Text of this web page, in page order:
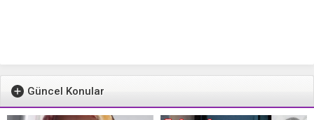
Güncel Konular